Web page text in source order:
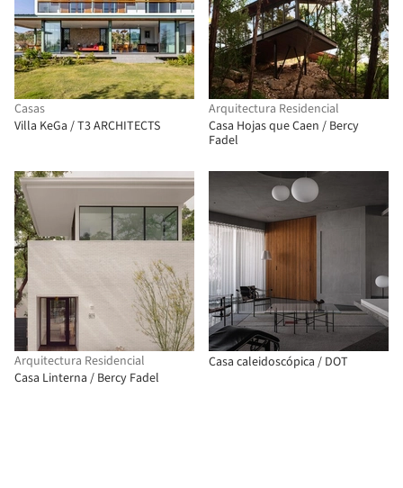
Casas
Villa KeGa / T3 ARCHITECTS
Arquitectura Residencial
Casa Hojas que Caen / Bercy
Fadel
Arquitectura Residencial
Casa Linterna / Bercy Fadel
Casa caleidoscópica / DOT